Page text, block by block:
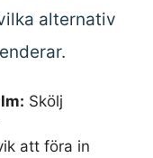
alternativ
Skölj
att föra in